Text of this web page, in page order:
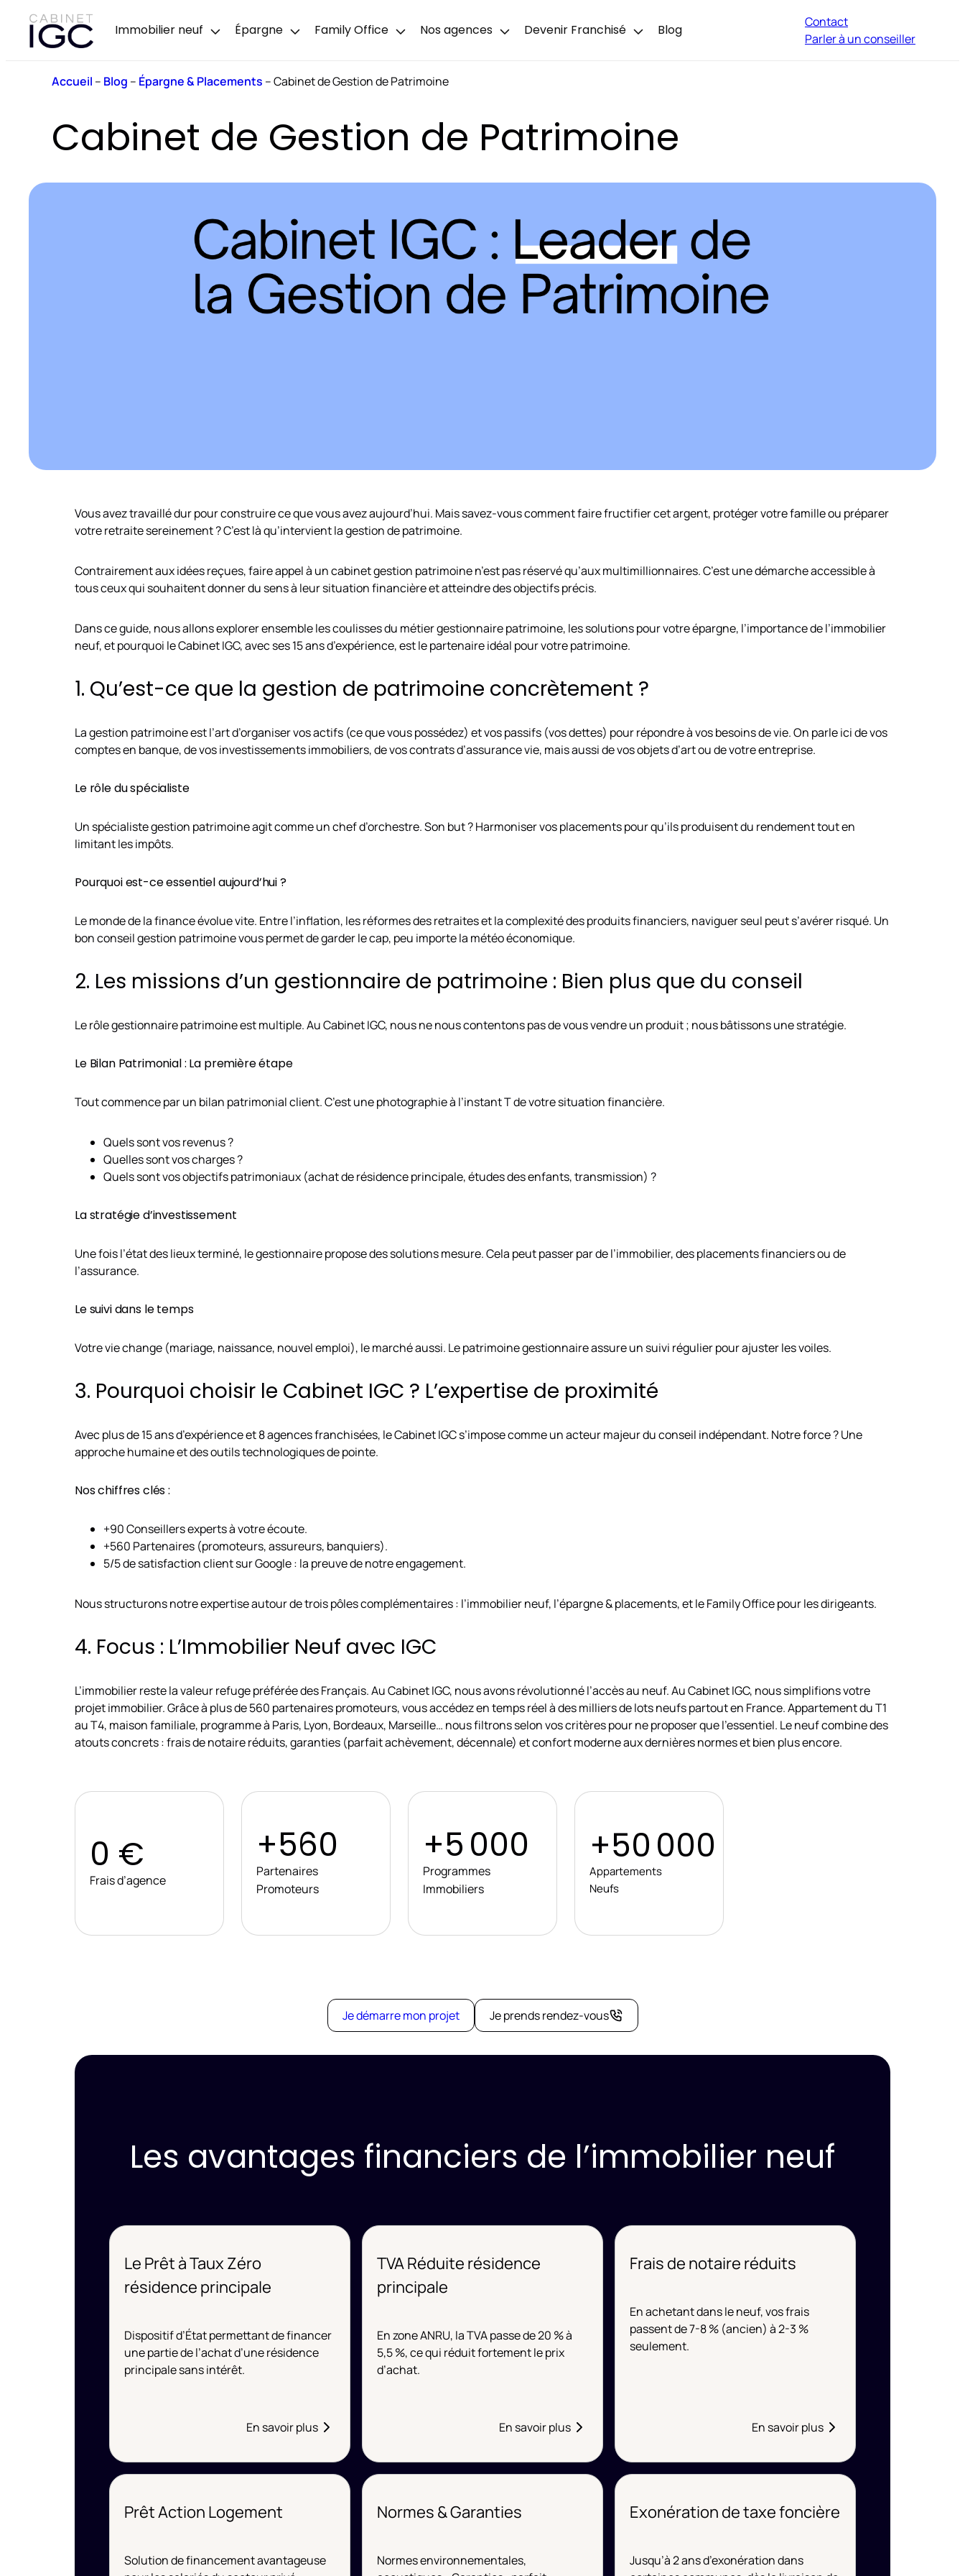
Immobilier neuf Épargne Family Office Nos agences Devenir Franchisé Blog
Contact
Parler à un conseiller
Accueil – Blog – Épargne & Placements –Cabinet de Gestion de Patrimoine
Cabinet de Gestion de Patrimoine
Vous avez travaillé dur pour construire ce que vous avez aujourd’hui. Mais savez-vous comment faire fructifier cet argent, protéger votre famille ou préparer
votre retraite sereinement ? C’est là qu’intervient la gestion de patrimoine.
Contrairement aux idées reçues, faire appel à un cabinet gestion patrimoine n’est pas réservé qu’aux multimillionnaires. C’est une démarche accessible à
tous ceux qui souhaitent donner du sens à leur situation financière et atteindre des objectifs précis.
Dans ce guide, nous allons explorer ensemble les coulisses du métier gestionnaire patrimoine, les solutions pour votre épargne, l’importance de l’immobilier
neuf, et pourquoi le Cabinet IGC, avec ses 15 ans d’expérience, est le partenaire idéal pour votre patrimoine.
1. Qu’est-ce que la gestion de patrimoine concrètement ?
La gestion patrimoine est l’art d’organiser vos actifs (ce que vous possédez) et vos passifs (vos dettes) pour répondre à vos besoins de vie. On parle ici de vos
comptes en banque, de vos investissements immobiliers, de vos contrats d’assurance vie, mais aussi de vos objets d’art ou de votre entreprise.
Le rôle du spécialiste
Un spécialiste gestion patrimoine agit comme un chef d’orchestre. Son but ? Harmoniser vos placements pour qu’ils produisent du rendement tout en
limitant les impôts.
Pourquoi est-ce essentiel aujourd’hui ?
Le monde de la finance évolue vite. Entre l’inflation, les réformes des retraites et la complexité des produits financiers, naviguer seul peut s’avérer risqué. Un
bon conseil gestion patrimoine vous permet de garder le cap, peu importe la météo économique.
2. Les missions d’un gestionnaire de patrimoine : Bien plus que du conseil
Le rôle gestionnaire patrimoine est multiple. Au Cabinet IGC, nous ne nous contentons pas de vous vendre un produit ; nous bâtissons une stratégie.
Le Bilan Patrimonial : La première étape
Tout commence par un bilan patrimonial client. C’est une photographie à l’instant T de votre situation financière.
Quels sont vos revenus ?
Quelles sont vos charges ?
Quels sont vos objectifs patrimoniaux (achat de résidence principale, études des enfants, transmission) ?
La stratégie d’investissement
Une fois l’état des lieux terminé, le gestionnaire propose des solutions mesure. Cela peut passer par de l’immobilier, des placements financiers ou de
l’assurance.
Le suivi dans le temps
Votre vie change (mariage, naissance, nouvel emploi), le marché aussi. Le patrimoine gestionnaire assure un suivi régulier pour ajuster les voiles.
3. Pourquoi choisir le Cabinet IGC ? L’expertise de proximité
Avec plus de 15 ans d’expérience et 8 agences franchisées, le Cabinet IGC s’impose comme un acteur majeur du conseil indépendant. Notre force ? Une
approche humaine et des outils technologiques de pointe.
Nos chiffres clés :
+90 Conseillers experts à votre écoute.
+560 Partenaires (promoteurs, assureurs, banquiers).
5/5 de satisfaction client sur Google : la preuve de notre engagement.
Nous structurons notre expertise autour de trois pôles complémentaires : l’immobilier neuf, l’épargne & placements, et le Family Office pour les dirigeants.
4. Focus : L’Immobilier Neuf avec IGC
L’immobilier reste la valeur refuge préférée des Français. Au Cabinet IGC, nous avons révolutionné l’accès au neuf. Au Cabinet IGC, nous simplifions votre
projet immobilier. Grâce à plus de 560 partenaires promoteurs, vous accédez en temps réel à des milliers de lots neufs partout en France. Appartement du T1
au T4, maison familiale, programme à Paris, Lyon, Bordeaux, Marseille… nous filtrons selon vos critères pour ne proposer que l’essentiel. Le neuf combine des
atouts concrets : frais de notaire réduits, garanties (parfait achèvement, décennale) et confort moderne aux dernières normes et bien plus encore.
0 €
Frais d’agence
+560
Partenaires
Promoteurs
+5 000
Programmes
Immobiliers
+50 000
Appartements
Neufs
Je démarre mon projet Je prends rendez-vous
Les avantages financiers de l’immobilier neuf
Le Prêt à Taux Zéro
résidence principale
Dispositif d’État permettant de financer
une partie de l’achat d’une résidence
principale sans intérêt.
En savoir plus
TVA Réduite résidence
principale
En zone ANRU, la TVA passe de 20 % à
5,5 %, ce qui réduit fortement le prix
d’achat.
En savoir plus
Frais de notaire réduits
En achetant dans le neuf, vos frais
passent de 7-8 % (ancien) à 2-3 %
seulement.
En savoir plus
Prêt Action Logement
Solution de financement avantageuse
Normes & Garanties
Normes environnementales,
Exonération de taxe foncière
Jusqu’à 2 ans d’exonération dans